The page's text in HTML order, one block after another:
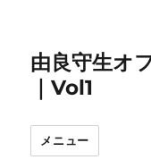
由良守生オ
｜Vol1
メニュー